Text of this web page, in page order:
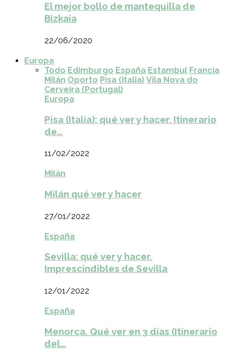
El mejor bollo de mantequilla de
Bizkaia
22/06/2020
Europa
Todo Edimburgo España Estambul Francia
Milán Oporto Pisa (Italia) Vila Nova do
Cerveira (Portugal)
Europa
Pisa (Italia): qué ver y hacer. Itinerario
de…
11/02/2022
Milán
Milán qué ver y hacer
27/01/2022
España
Sevilla: qué ver y hacer.
Imprescindibles de Sevilla
12/01/2022
España
Menorca. Qué ver en 3 días (Itinerario
del…